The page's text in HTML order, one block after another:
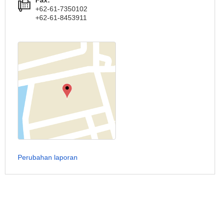
+62-61-7350102
+62-61-8453911
Perubahan laporan